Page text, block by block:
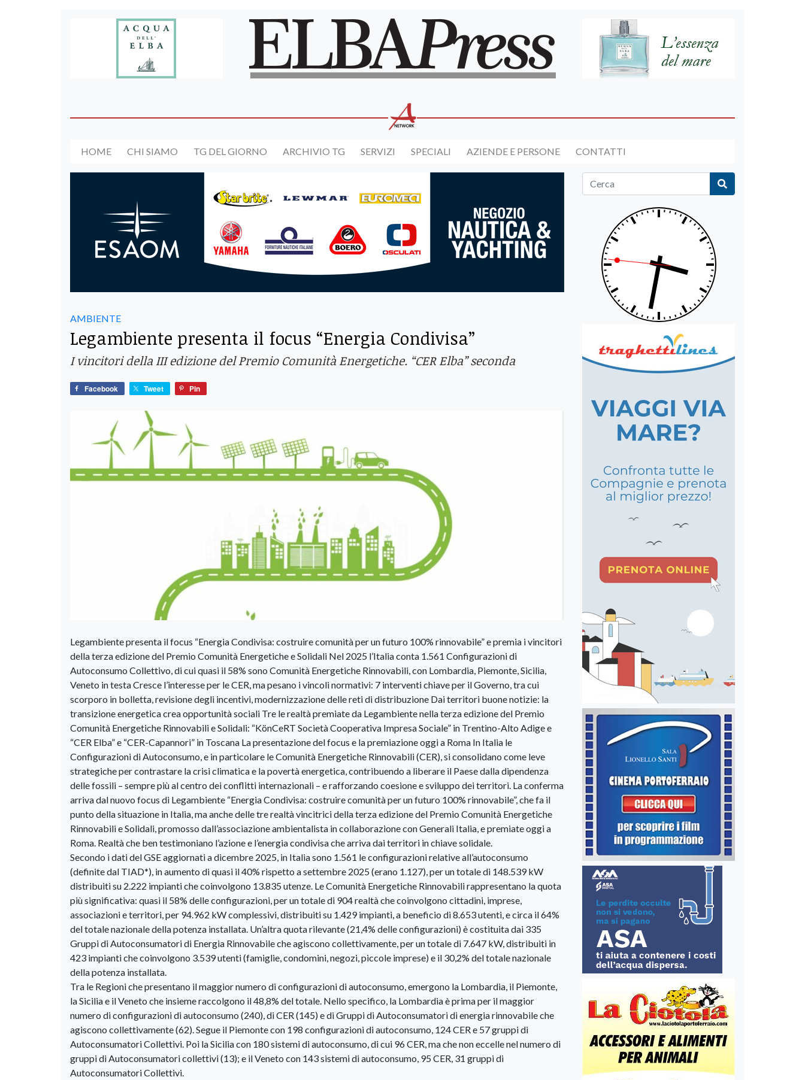
HOME CHI SIAMO TG DEL GIORNO ARCHIVIO TG SERVIZI SPECIALI AZIENDE E PERSONE CONTATTI
AMBIENTE
Legambiente presenta il focus “Energia Condivisa”
I vincitori della III edizione del Premio Comunità Energetiche. “CER Elba” seconda
Facebook Tweet Pin
Legambiente presenta il focus “Energia Condivisa: costruire comunità per un futuro 100% rinnovabile” e premia i vincitori
della terza edizione del Premio Comunità Energetiche e Solidali Nel 2025 l’Italia conta 1.561 Configurazioni di
Autoconsumo Collettivo, di cui quasi il 58% sono Comunità Energetiche Rinnovabili, con Lombardia, Piemonte, Sicilia,
Veneto in testa Cresce l’interesse per le CER, ma pesano i vincoli normativi: 7 interventi chiave per il Governo, tra cui
scorporo in bolletta, revisione degli incentivi, modernizzazione delle reti di distribuzione Dai territori buone notizie: la
transizione energetica crea opportunità sociali Tre le realtà premiate da Legambiente nella terza edizione del Premio
Comunità Energetiche Rinnovabili e Solidali: “KönCeRT Società Cooperativa Impresa Sociale” in Trentino-Alto Adige e
“CER Elba” e “CER-Capannori” in Toscana La presentazione del focus e la premiazione oggi a Roma In Italia le
Configurazioni di Autoconsumo, e in particolare le Comunità Energetiche Rinnovabili (CER), si consolidano come leve
strategiche per contrastare la crisi climatica e la povertà energetica, contribuendo a liberare il Paese dalla dipendenza
delle fossili – sempre più al centro dei conflitti internazionali – e rafforzando coesione e sviluppo dei territori. La conferma
arriva dal nuovo focus di Legambiente “Energia Condivisa: costruire comunità per un futuro 100% rinnovabile”, che fa il
punto della situazione in Italia, ma anche delle tre realtà vincitrici della terza edizione del Premio Comunità Energetiche
Rinnovabili e Solidali, promosso dall’associazione ambientalista in collaborazione con Generali Italia, e premiate oggi a
Roma. Realtà che ben testimoniano l’azione e l’energia condivisa che arriva dai territori in chiave solidale.
Secondo i dati del GSE aggiornati a dicembre 2025, in Italia sono 1.561 le configurazioni relative all’autoconsumo
(definite dal TIAD*), in aumento di quasi il 40% rispetto a settembre 2025 (erano 1.127), per un totale di 148.539 kW
distribuiti su 2.222 impianti che coinvolgono 13.835 utenze. Le Comunità Energetiche Rinnovabili rappresentano la quota
più significativa: quasi il 58% delle configurazioni, per un totale di 904 realtà che coinvolgono cittadini, imprese,
associazioni e territori, per 94.962 kW complessivi, distribuiti su 1.429 impianti, a beneficio di 8.653 utenti, e circa il 64%
del totale nazionale della potenza installata. Un’altra quota rilevante (21,4% delle configurazioni) è costituita dai 335
Gruppi di Autoconsumatori di Energia Rinnovabile che agiscono collettivamente, per un totale di 7.647 kW, distribuiti in
423 impianti che coinvolgono 3.539 utenti (famiglie, condomini, negozi, piccole imprese) e il 30,2% del totale nazionale
della potenza installata.
Tra le Regioni che presentano il maggior numero di configurazioni di autoconsumo, emergono la Lombardia, il Piemonte,
la Sicilia e il Veneto che insieme raccolgono il 48,8% del totale. Nello specifico, la Lombardia è prima per il maggior
numero di configurazioni di autoconsumo (240), di CER (145) e di Gruppi di Autoconsumatori di energia rinnovabile che
agiscono collettivamente (62). Segue il Piemonte con 198 configurazioni di autoconsumo, 124 CER e 57 gruppi di
Autoconsumatori Collettivi. Poi la Sicilia con 180 sistemi di autoconsumo, di cui 96 CER, ma che non eccelle nel numero di
gruppi di Autoconsumatori collettivi (13); e il Veneto con 143 sistemi di autoconsumo, 95 CER, 31 gruppi di
Autoconsumatori Collettivi.